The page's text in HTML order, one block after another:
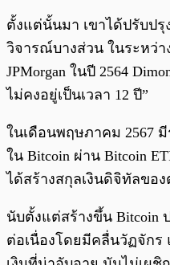
ตั้งแต่นั้นมา เขาได้ปรับป
วิจารณ์บางส่วน ในระหว่
JPMorgan ในปี 2564
ไม่คงอยู่เป็นเวลา 12 ปี”
ในเดือนพฤษภาคม 2567 มี
ใน Bitcoin ผ่าน Bitcoin
ได้สร้างสกุลเงินดิจิทัลของ
นับตั้งแต่สร้างขึ้น Bitcoin
ต่อเนื่องโดยมีคลื่นวัฏจักร